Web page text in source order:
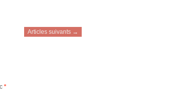
Articles suivants →
*